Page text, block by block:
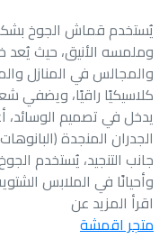
يُستخدم قماش الجوخ
وملمسه الأنيق، حيث يُعد
والمجالس في المنازل
كلاسيكيًا راقيًا، ويضفي
يدخل في تصميم الوسائد،
الجدران المنجدة
جانب التنجيد، يُستخدم
وأحيانًا في الملابس
اقرأ المزيد عن
متجر اقمشة